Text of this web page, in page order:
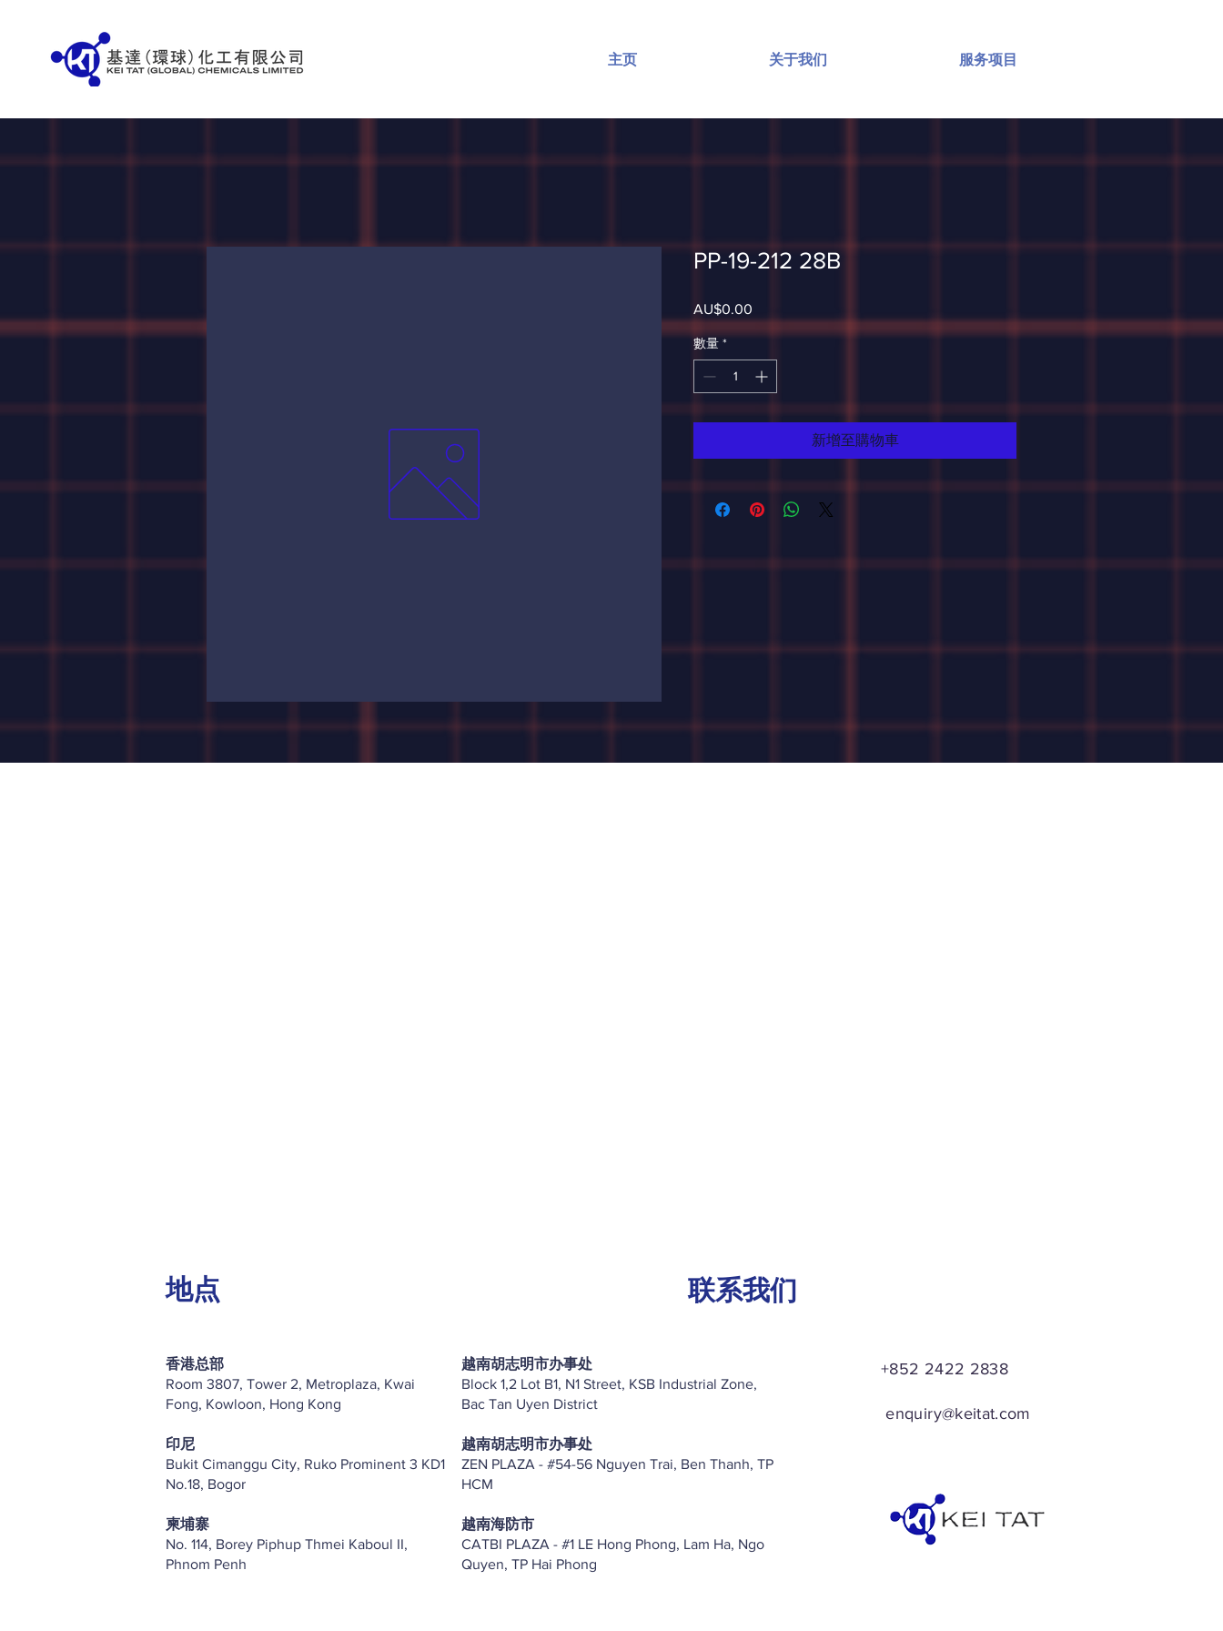
主页 关于我们 服务项目
PP-19-212 28B
AU$0.00
數量 *
新增至購物車
地点
香港总部
Room 3807, Tower 2, Metroplaza, Kwai
Fong, Kowloon, Hong Kong
印尼
Bukit Cimanggu City, Ruko Prominent 3 KD1
No.18, Bogor
柬埔寨
No. 114, Borey Piphup Thmei Kaboul II,
Phnom Penh
联系我们
越南胡志明市办事处
Block 1,2 Lot B1, N1 Street, KSB Industrial Zone,
Bac Tan Uyen District
越南胡志明市办事处
ZEN PLAZA - #54-56 Nguyen Trai, Ben Thanh, TP
HCM
越南海防市
CATBI PLAZA - #1 LE Hong Phong, Lam Ha, Ngo
Quyen, TP Hai Phong
+852 2422 2838
enquiry@keitat.com